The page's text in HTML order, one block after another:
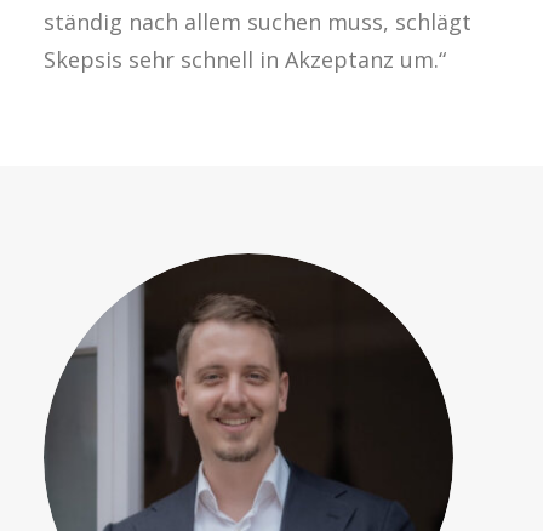
ständig nach allem suchen muss, schlägt
Skepsis sehr schnell in Akzeptanz um.“